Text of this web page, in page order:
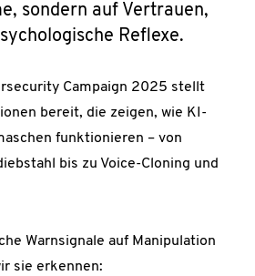
sondern auf Vertrauen,
Reflexe.
Campaign 2025 stellt
bereit, die zeigen, wie KI-
funktionieren – von
bis zu Voice-Cloning und
Warnsignale auf Manipulation
sie erkennen: